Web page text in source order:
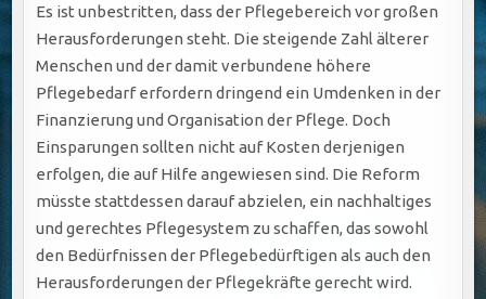
Es ist unbestritten, dass der Pflegebereich vor großen
Herausforderungen steht. Die steigende Zahl älterer
Menschen und der damit verbundene höhere
Pflegebedarf erfordern dringend ein Umdenken in der
Finanzierung und Organisation der Pflege. Doch
Einsparungen sollten nicht auf Kosten derjenigen
erfolgen, die auf Hilfe angewiesen sind. Die Reform
müsste stattdessen darauf abzielen, ein nachhaltiges
und gerechtes Pflegesystem zu schaffen, das sowohl
den Bedürfnissen der Pflegebedürftigen als auch den
Herausforderungen der Pflegekräfte gerecht wird.